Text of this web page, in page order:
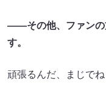
――その他、ファンの
す。
頑張るんだ、まじでね